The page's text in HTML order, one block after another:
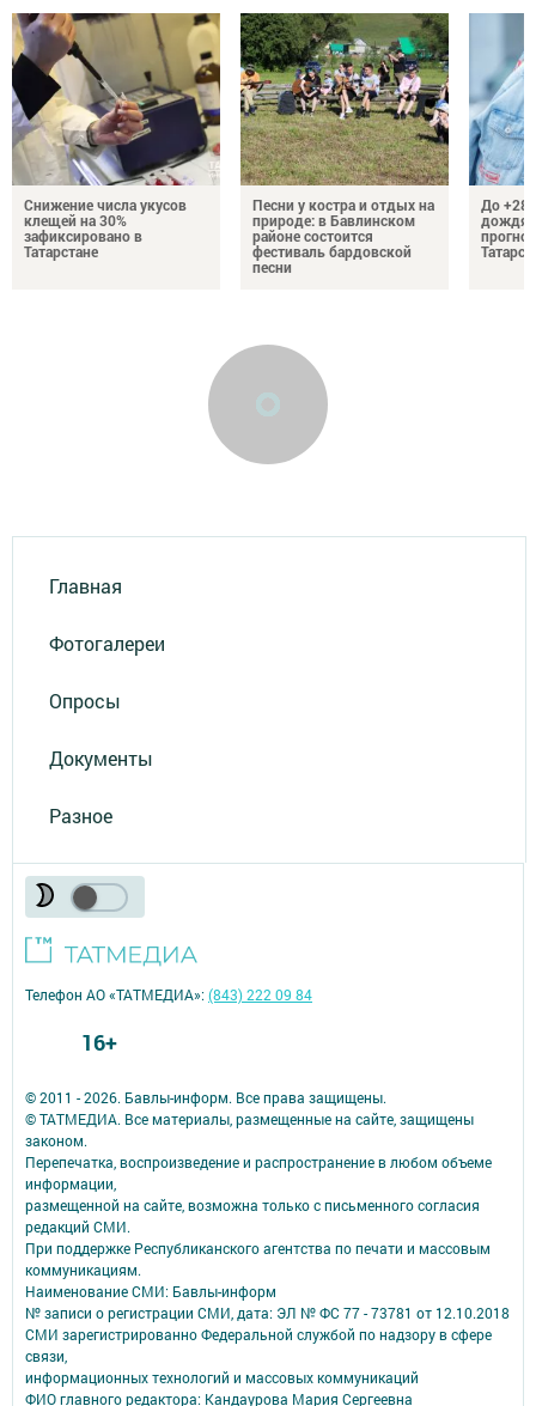
Снижение числа укусов
клещей на 30%
зафиксировано в
Татарстане
Песни у костра и отдых на
природе: в Бавлинском
районе состоится
фестиваль бардовской
песни
До +28
Главная
Фотогалереи
Опросы
Документы
Разное
© 2011 - 2026. Бавлы-информ. Все права защищены.
© ТАТМЕДИА. Все материалы, размещенные на сайте, защищены
законом.
Перепечатка, воспроизведение и распространение в любом объеме
информации,
размещенной на сайте, возможна только с письменного согласия
редакций СМИ.
При поддержке Республиканского агентства по печати и массовым
коммуникациям.
Наименование СМИ: Бавлы-информ
№ записи о регистрации СМИ, дата: ЭЛ № ФС 77 - 73781 от 12.10.2018
СМИ зарегистрированно Федеральной службой по надзору в сфере
связи,
информационных технологий и массовых коммуникаций
ФИО главного редактора: Кандаурова Мария Сергеевна
Телефон АО «ТАТМЕДИА»:(843) 222 09 84
16+